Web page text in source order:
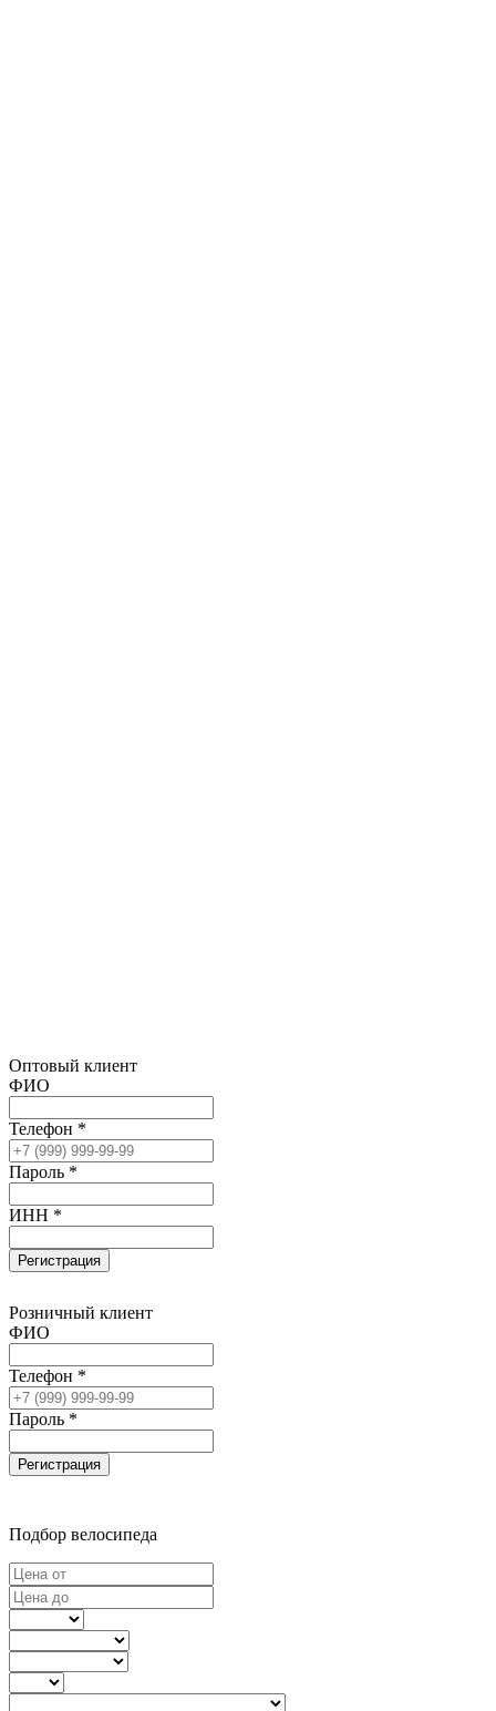
Оптовый клиент
ФИО
Телефон *
Пароль *
ИНН *
Регистрация
Розничный клиент
ФИО
Телефон *
Пароль *
Регистрация
Подбор велосипеда